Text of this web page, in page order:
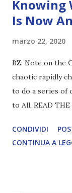
Knowing
Is Now
marzo 22, 2020
BZ: Note on the
chaotic rapidly
to do a series of
to All. READ
CONDIVIDI
CONTINUA A